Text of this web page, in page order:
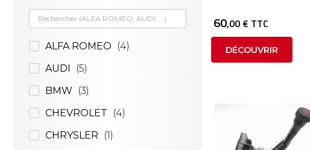
60,00 € TTC
DÉCOUVRIR
ALFA ROMEO
4
AUDI
5
BMW
3
CHEVROLET
4
CHRYSLER
1